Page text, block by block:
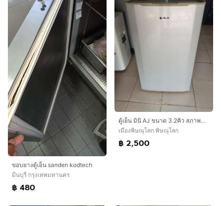
ขอบยางตู้เย็น sanden kodtech
มีนบุรี กรุงเทพมหานคร
฿ 480
ตู้เย็น มินิ AJ ขนาด 3.2คิว สภาพดี ฿2,500
เมืองพิษณุโลก พิษณุโลก
฿ 2,500